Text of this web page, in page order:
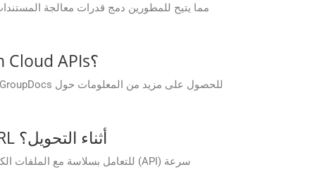
هل هناك حد لعدد التحويلات التي يمكنني إجراؤها باستخدام GroupDocs.Conversion Cloud APIs؟
كيف يتعامل GroupDocs.Conversion Cloud مع الملفات كبيرة الحجم VSX في cURL أثناء التحويل؟